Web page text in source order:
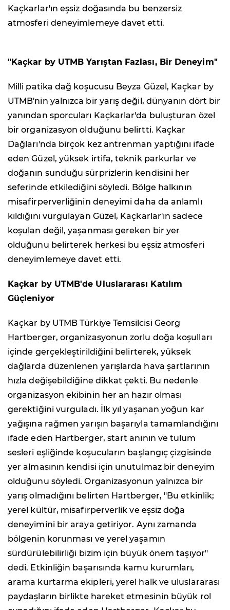
Kaçkarlar'ın eşsiz doğasında bu benzersiz
atmosferi deneyimlemeye davet etti.
"Kaçkar by UTMB Yarıştan Fazlası, Bir Deneyim"
Milli patika dağ koşucusu Beyza Güzel, Kaçkar by
UTMB'nin yalnızca bir yarış değil, dünyanın dört bir
yanından sporcuları Kaçkarlar'da buluşturan özel
bir organizasyon olduğunu belirtti. Kaçkar
Dağları'nda birçok kez antrenman yaptığını ifade
eden Güzel, yüksek irtifa, teknik parkurlar ve
doğanın sunduğu sürprizlerin kendisini her
seferinde etkilediğini söyledi. Bölge halkının
misafirperverliğinin deneyimi daha da anlamlı
kıldığını vurgulayan Güzel, Kaçkarlar'ın sadece
koşulan değil, yaşanması gereken bir yer
olduğunu belirterek herkesi bu eşsiz atmosferi
deneyimlemeye davet etti.
Kaçkar by UTMB'de Uluslararası Katılım
Güçleniyor
Kaçkar by UTMB Türkiye Temsilcisi Georg
Hartberger, organizasyonun zorlu doğa koşulları
içinde gerçekleştirildiğini belirterek, yüksek
dağlarda düzenlenen yarışlarda hava şartlarının
hızla değişebildiğine dikkat çekti. Bu nedenle
organizasyon ekibinin her an hazır olması
gerektiğini vurguladı. İlk yıl yaşanan yoğun kar
yağışına rağmen yarışın başarıyla tamamlandığını
ifade eden Hartberger, start anının ve tulum
sesleri eşliğinde koşucuların başlangıç çizgisinde
yer almasının kendisi için unutulmaz bir deneyim
olduğunu söyledi. Organizasyonun yalnızca bir
yarış olmadığını belirten Hartberger, "Bu etkinlik;
yerel kültür, misafirperverlik ve eşsiz doğa
deneyimini bir araya getiriyor. Aynı zamanda
bölgenin korunması ve yerel yaşamın
sürdürülebilirliği bizim için büyük önem taşıyor"
dedi. Etkinliğin başarısında kamu kurumları,
arama kurtarma ekipleri, yerel halk ve uluslararası
paydaşların birlikte hareket etmesinin büyük rol